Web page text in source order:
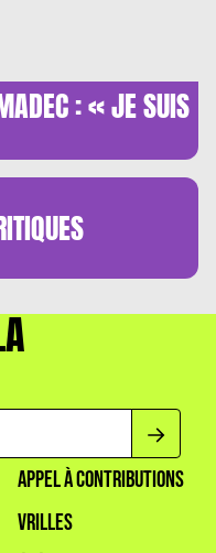
: « JE SUIS
APPEL À CONTRIBUTIONS
VRILLES